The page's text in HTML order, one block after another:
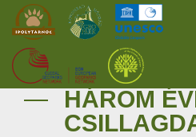
KEZDŐOLDALHÁROM